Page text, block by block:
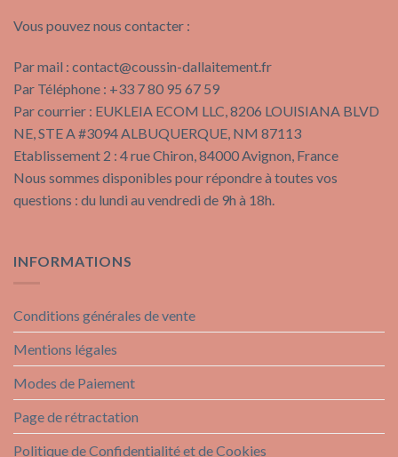
Vous pouvez nous contacter :
Par mail : contact@coussin-dallaitement.fr
Par Téléphone : +33 7 80 95 67 59
Par courrier : EUKLEIA ECOM LLC, 8206 LOUISIANA BLVD
NE, STE A #3094 ALBUQUERQUE, NM 87113
Etablissement 2 : 4 rue Chiron, 84000 Avignon, France
Nous sommes disponibles pour répondre à toutes vos
questions : du lundi au vendredi de 9h à 18h.
INFORMATIONS
Conditions générales de vente
Mentions légales
Modes de Paiement
Page de rétractation
Politique de Confidentialité et de Cookies